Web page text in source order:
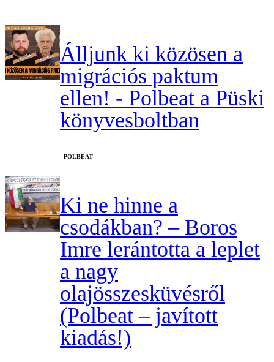
Álljunk ki közösen a
migrációs paktum
ellen! - Polbeat a Püski
könyvesboltban
‎POLBEAT
Ki ne hinne a
csodákban? – Boros
Imre lerántotta a leplet
a nagy
olajösszesküvésről
(Polbeat – javított
kiadás!)